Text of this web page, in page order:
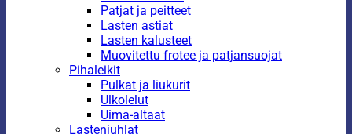
Patjat ja peitteet
Lasten astiat
Lasten kalusteet
Muovitettu frotee ja patjansuojat
Pihaleikit
Pulkat ja liukurit
Ulkolelut
Uima-altaat
Lastenjuhlat